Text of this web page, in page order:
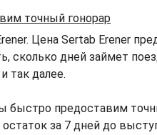
точный гонорар
Цена Sertab Erener
сколько дней займет
так далее.
предоставим
за 7 дней до